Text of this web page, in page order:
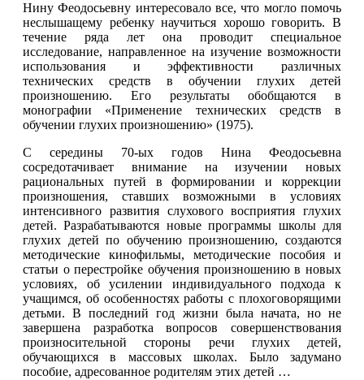
Нину Феодосьевну интересовало все, что могло помочь
неслышащему ребенку научиться хорошо говорить. В
течение ряда лет она проводит специальное
исследование, направленное на изучение возможности
использования и эффективности различных
технических средств в обучении глухих детей
произношению. Его результаты обобщаются в
монографии «Применение технических средств в
обучении глухих произношению» (1975).
С середины 70-ых годов Нина Феодосьевна
сосредотачивает внимание на изучении новых
рациональных путей в формировании и коррекции
произношения, ставших возможными в условиях
интенсивного развития слухового восприятия глухих
детей. Разрабатываются новые программы школы для
глухих детей по обучению произношению, создаются
методические кинофильмы, методические пособия и
статьи о перестройке обучения произношению в новых
условиях, об усилении индивидуального подхода к
учащимся, об особенностях работы с плохоговорящими
детьми. В последний год жизни была начата, но не
завершена разработка вопросов совершенствования
произносительной стороны речи глухих детей,
обучающихся в массовых школах. Было задумано
пособие, адресованное родителям этих детей …